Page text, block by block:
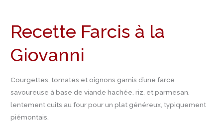
Recette Farcis à la
Giovanni
Courgettes, tomates et oignons garnis d’une farce
savoureuse à base de viande hachée, riz, et parmesan,
lentement cuits au four pour un plat généreux, typiquement
piémontais.
à
la
Giovanni